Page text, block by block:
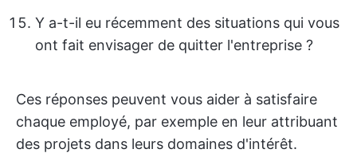
Y a-t-il eu récemment des situations qui vous
ont fait envisager de quitter l'entreprise ?
Ces réponses peuvent vous aider à satisfaire
chaque employé, par exemple en leur attribuant
des projets dans leurs domaines d'intérêt.